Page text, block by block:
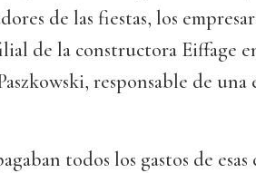
de las fiestas, los
de la constructora Eiffage
responsable de una
todos los gastos de